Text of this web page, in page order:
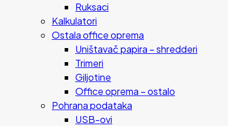
Ruksaci
Kalkulatori
Ostala office oprema
Uništavač papira – shredderi
Trimeri
Giljotine
Office oprema – ostalo
Pohrana podataka
USB-ovi